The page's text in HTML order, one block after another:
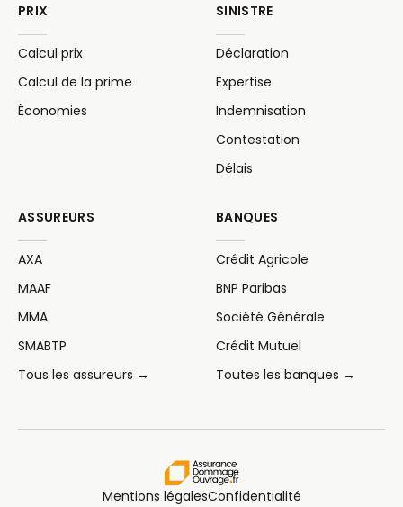
PRIX
Calcul prix
Calcul de la prime
Économies
SINISTRE
Déclaration
Expertise
Indemnisation
Contestation
Délais
ASSUREURS
AXA
MAAF
MMA
SMABTP
Tous les assureurs →
BANQUES
Crédit Agricole
BNP Paribas
Société Générale
Crédit Mutuel
Toutes les banques →
Mentions légalesConfidentialité